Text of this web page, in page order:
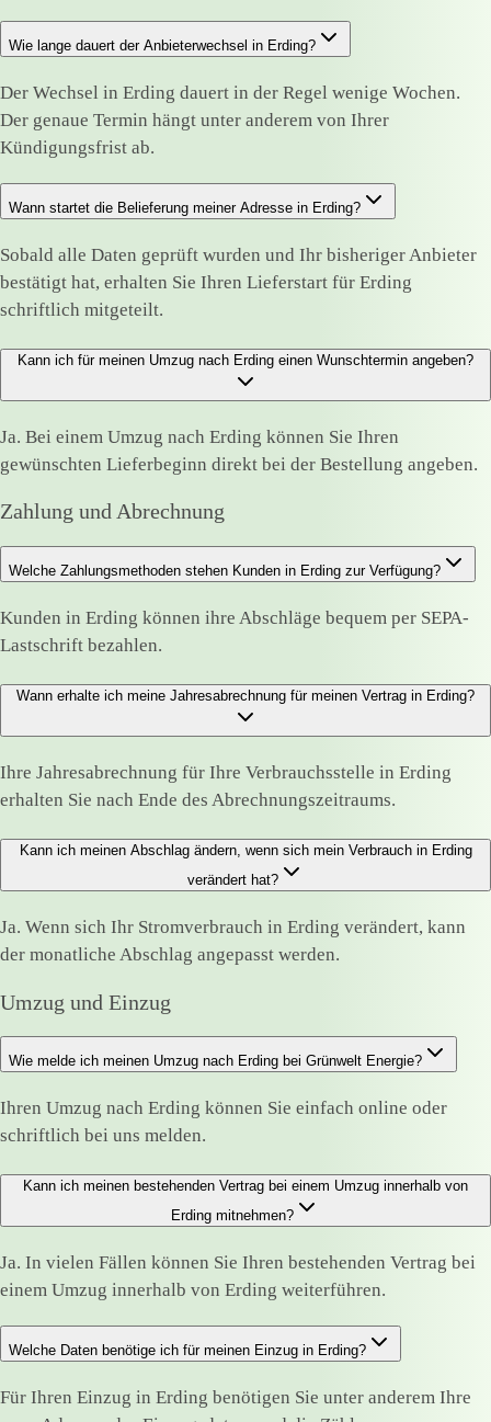
Wie lange dauert der Anbieterwechsel in Erding?
Der Wechsel in Erding dauert in der Regel wenige Wochen.
Der genaue Termin hängt unter anderem von Ihrer
Kündigungsfrist ab.
Wann startet die Belieferung meiner Adresse in Erding?
Sobald alle Daten geprüft wurden und Ihr bisheriger Anbieter
bestätigt hat, erhalten Sie Ihren Lieferstart für Erding
schriftlich mitgeteilt.
Kann ich für meinen Umzug nach Erding einen Wunschtermin angeben?
Ja. Bei einem Umzug nach Erding können Sie Ihren
gewünschten Lieferbeginn direkt bei der Bestellung angeben.
Zahlung und Abrechnung
Welche Zahlungsmethoden stehen Kunden in Erding zur Verfügung?
Kunden in Erding können ihre Abschläge bequem per SEPA-
Lastschrift bezahlen.
Wann erhalte ich meine Jahresabrechnung für meinen Vertrag in Erding?
Ihre Jahresabrechnung für Ihre Verbrauchsstelle in Erding
erhalten Sie nach Ende des Abrechnungszeitraums.
Kann ich meinen Abschlag ändern, wenn sich mein Verbrauch in Erding
verändert hat?
Ja. Wenn sich Ihr Stromverbrauch in Erding verändert, kann
der monatliche Abschlag angepasst werden.
Umzug und Einzug
Wie melde ich meinen Umzug nach Erding bei Grünwelt Energie?
Ihren Umzug nach Erding können Sie einfach online oder
schriftlich bei uns melden.
Kann ich meinen bestehenden Vertrag bei einem Umzug innerhalb von
Erding mitnehmen?
Ja. In vielen Fällen können Sie Ihren bestehenden Vertrag bei
einem Umzug innerhalb von Erding weiterführen.
Welche Daten benötige ich für meinen Einzug in Erding?
Für Ihren Einzug in Erding benötigen Sie unter anderem Ihre